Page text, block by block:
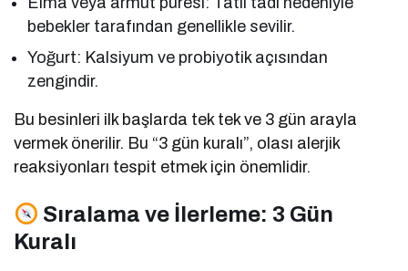
bebekler tarafından genellikle sevilir.
Yoğurt: Kalsiyum ve probiyotik açısından
zengindir.
Bu besinleri ilk başlarda tek tek ve 3 gün arayla
vermek önerilir. Bu “3 gün kuralı”, olası alerjik
reaksiyonları tespit etmek için önemlidir.
Sıralama ve İlerleme: 3 Gün
Kuralı